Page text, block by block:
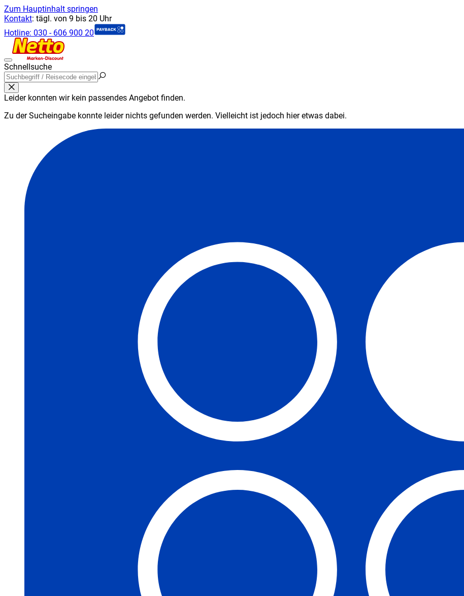
Zum Hauptinhalt springen
Kontakt: tägl. von 9 bis 20 Uhr
Hotline: 030 - 606 900 20
Schnellsuche
Leider konnten wir kein passendes Angebot finden.
Zu der Sucheingabe konnte leider nichts gefunden werden. Vielleicht ist jedoch hier etwas dabei.